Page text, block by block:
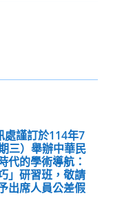
處謹訂於114年7
三）舉辦中華民
代的學術導航：
」研習班，敬請
出席人員公差假